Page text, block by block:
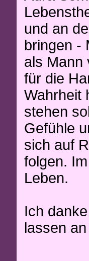
und an
bringen -
als Mann
für die
Wahrheit
stehen
Gefühle
sich auf
folgen.
Leben.
Ich
lassen